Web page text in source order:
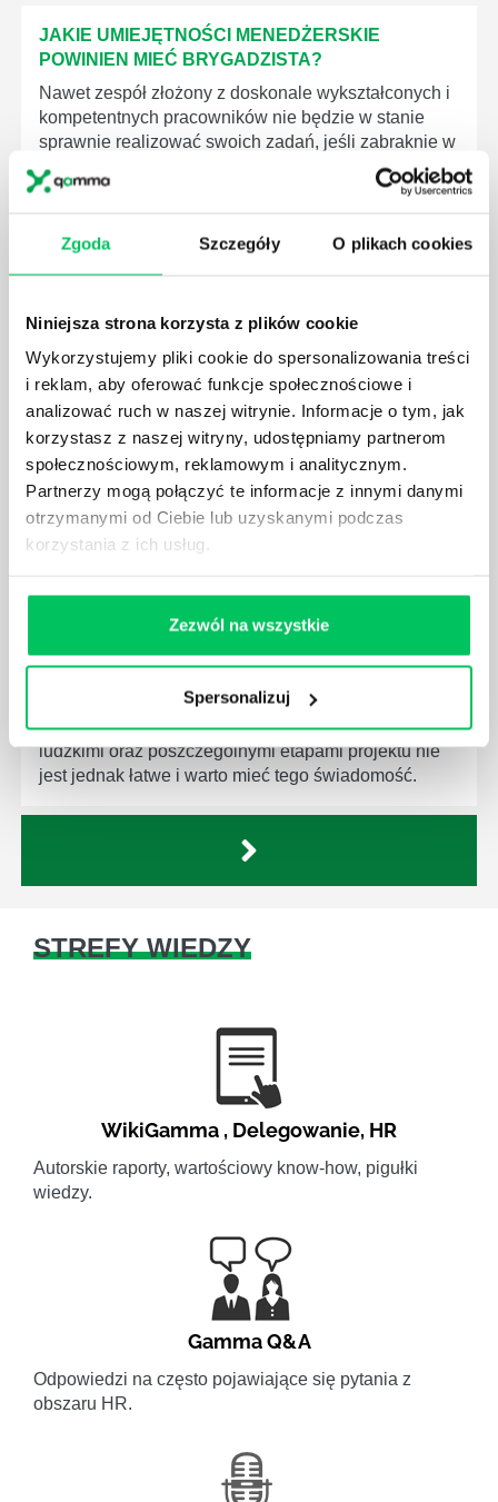
Zgoda Szczegóły O plikach cookies
Niniejsza strona korzysta z plików cookie
Wykorzystujemy pliki cookie do spersonalizowania treści
i reklam, aby oferować funkcje społecznościowe i
analizować ruch w naszej witrynie. Informacje o tym, jak
korzystasz z naszej witryny, udostępniamy partnerom
społecznościowym, reklamowym i analitycznym.
Partnerzy mogą połączyć te informacje z innymi danymi
otrzymanymi od Ciebie lub uzyskanymi podczas
korzystania z ich usług.
Zezwól na wszystkie
Spersonalizuj
JAKIE UMIEJĘTNOŚCI MENEDŻERSKIE
POWINIEN MIEĆ BRYGADZISTA?
Nawet zespół złożony z doskonale wykształconych i
kompetentnych pracowników nie będzie w stanie
sprawnie realizować swoich zadań, jeśli zabraknie w
nim odpowiedniego kierownictwa. Zawsze
niezbędna jest osoba nadzorująca wszystkie
JAK BRYGADZISTA MOŻE ROZWINĄĆ SWOJE
KOMPETENCJE MENEDŻERSKIE?
Menedżer to niezwykle ważne stanowisko w każdej
firmie. Osoba je pełniąca jest w pełni odpowiedzialna
za realizację działań podległych mu osób oraz
działu.
KAŻDY MENEDŻER?
Istnieje wiele metod zarządzania, które mogą okazać
się niezwykle przydatne. Zarządzanie zasobami
ludzkimi oraz poszczególnymi etapami projektu nie
jest jednak łatwe i warto mieć tego świadomość.
STREFY WIEDZY
WikiGamma , Delegowanie, HR
Autorskie raporty, wartościowy know-how, pigułki
wiedzy.
Gamma Q&A
Odpowiedzi na często pojawiające się pytania z
obszaru HR.